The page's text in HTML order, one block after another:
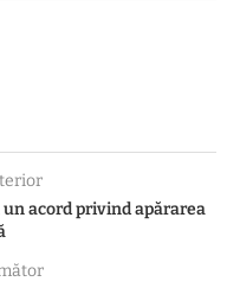
acord privind apărarea